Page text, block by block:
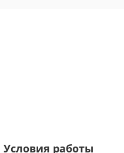
Условия работы